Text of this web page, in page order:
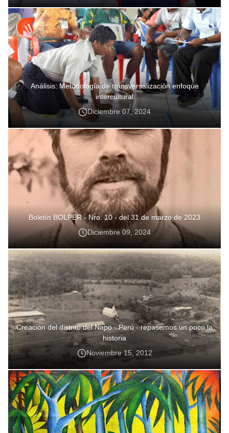
Análisis: Metodología de transversalización enfoque
intercultural
Diciembre 07, 2024
Boletín BOLPER - Nro. 10 - del 31 de marzo de 2023
Diciembre 09, 2024
Creación del distrito del Napo - Perú - repasemos un poco la
historia
Noviembre 15, 2012